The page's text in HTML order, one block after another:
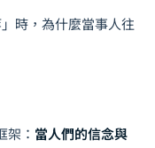
時，為什麼當事人往
： 當人們的信念與